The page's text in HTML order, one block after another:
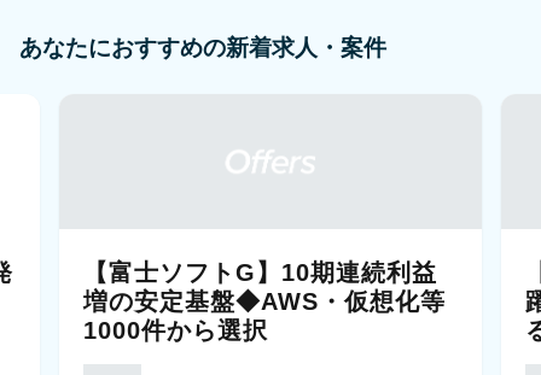
あなたにおすすめの新着求人・案件
【富士ソフトG】10期連続利益
増の安定基盤◆AWS・仮想化等
1000件から選択